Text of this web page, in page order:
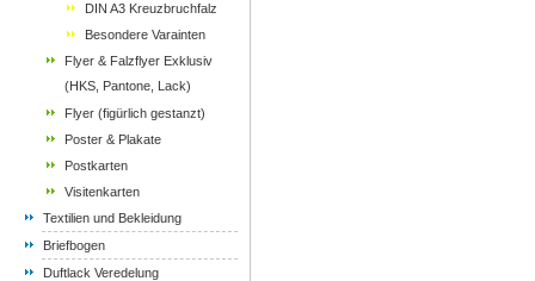
DIN A3 Kreuzbruchfalz
Besondere Varainten
Flyer & Falzflyer Exklusiv
(HKS, Pantone, Lack)
Flyer (figürlich gestanzt)
Poster & Plakate
Postkarten
Visitenkarten
Textilien und Bekleidung
Briefbogen
Duftlack Veredelung